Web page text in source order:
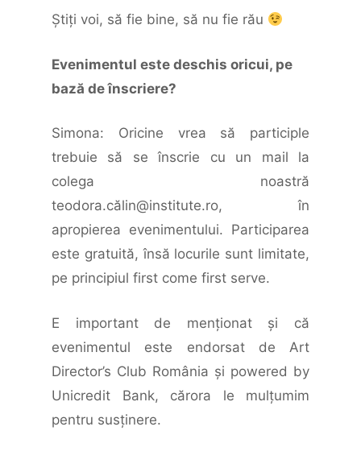
Ştiţi voi, să fie bine, să nu fie rău
Evenimentul este deschis oricui, pe
bază de înscriere?
Simona: Oricine vrea să participle
trebuie să se înscrie cu un mail la
colega noastră
teodora.călin@institute.ro, în
apropierea evenimentului. Participarea
este gratuită, însă locurile sunt limitate,
pe principiul first come first serve.
E important de menţionat şi că
evenimentul este endorsat de Art
Director’s Club România şi powered by
Unicredit Bank, cărora le mulţumim
pentru susţinere.